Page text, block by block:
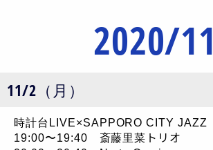
2020/11
11/2（月）
時計台LIVE×SAPPORO CITY JAZZ
19:00〜19:40 斎藤里菜トリオ